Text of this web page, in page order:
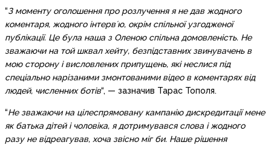
“З моменту оголошення про розлучення я не дав жодного
коментаря, жодного інтервʼю, окрім спільної узгодженої
публікації. Це була наша з Оленою спільна домовленість. Не
зважаючи на той шквал хейту, безпідставних звинувачень в
мою сторону і висловлених припущень, які неслися під
спеціально нарізаними змонтованими відео в коментарях від
людей, численних ботів“, — зазначив Тарас Тополя.
“Не зважаючи на цілеспрямовану кампанію дискредитації мене
як батька дітей і чоловіка, я дотримувався слова і жодного
разу не відреагував, хоча звісно міг би. Наше рішення